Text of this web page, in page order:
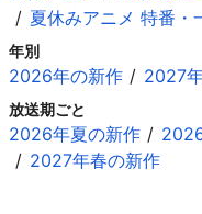
夏休みアニメ 特番
年別
2026年の新作 2027
放送期ごと
2026年夏の新作
2027年春の新作